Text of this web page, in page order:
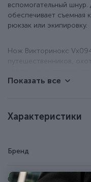
вспомогательный
обеспечивает съемная
рюкзак или экипировку.
Нож Викторинокс
путешественников,
Alox обеспечивают
съемный зажим;
Показать все
Характеристики
Бренд
Страна происхождения